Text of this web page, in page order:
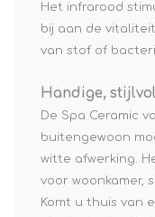
Het infrarood
bij aan de
van stof of
Handige,
De Spa Ceramic
buitengewoon
witte afwerking.
voor woonkamer,
Komt u thuis van